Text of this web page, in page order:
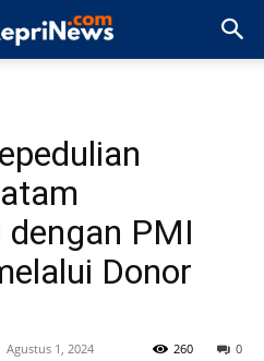
dengan PMI
Donor
Agustus 1, 2024 0
260